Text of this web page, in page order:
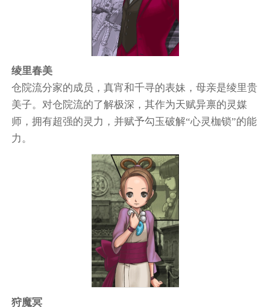
绫里春美
仓院流分家的成员，真宵和千寻的表妹，母亲是绫里贵
美子。对仓院流的了解极深，其作为天赋异禀的灵媒
师，拥有超强的灵力，并赋予勾玉破解“心灵枷锁”的能
力。
狩魔冥